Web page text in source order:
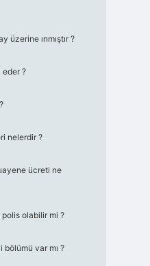
üzerine ınmıştır ?
?
nelerdir ?
ücreti ne
olabilir mi ?
bölümü var mı ?